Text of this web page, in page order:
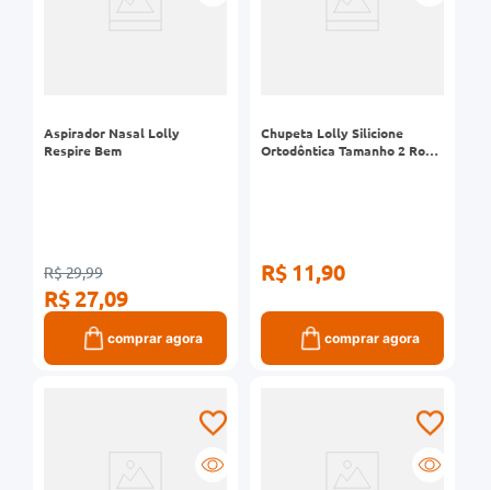
Aspirador Nasal Lolly
Respire Bem
R$ 29,99
R$ 27,09
comprar agora
Chupeta Lolly Silicione
Ortodôntica Tamanho 2 Rosa
R$ 11,90
comprar agora